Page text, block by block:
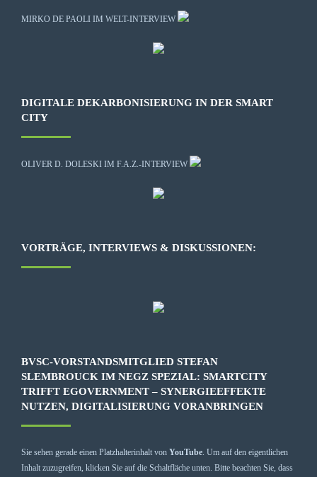
MIRKO DE PAOLI IM WELT-INTERVIEW
DIGITALE DEKARBONISIERUNG IN DER SMART
CITY
OLIVER D. DOLESKI IM F.A.Z.-INTERVIEW
VORTRÄGE, INTERVIEWS & DISKUSSIONEN:
BVSC-VORSTANDSMITGLIED STEFAN
SLEMBROUCK IM NEGZ SPEZIAL: SMARTCITY
TRIFFT EGOVERNMENT – SYNERGIEEFFEKTE
NUTZEN, DIGITALISIERUNG VORANBRINGEN
Sie sehen gerade einen Platzhalterinhalt von YouTube. Um auf den eigentlichen
Inhalt zuzugreifen, klicken Sie auf die Schaltfläche unten. Bitte beachten Sie, dass